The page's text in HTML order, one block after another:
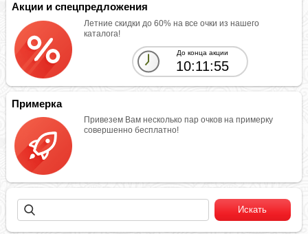
Акции и спецпредложения
Летние скидки до 60% на все очки из нашего
каталога!
До конца акции
10:11:54
Примерка
Привезем Вам несколько пар очков на примерку
совершенно бесплатно!